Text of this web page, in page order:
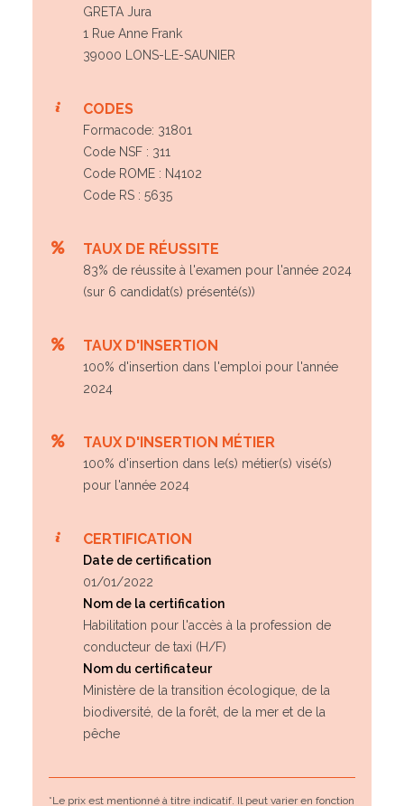
GRETA Jura
1 Rue Anne Frank
39000 LONS-LE-SAUNIER
CODES
Formacode: 31801
Code NSF : 311
Code ROME : N4102
Code RS : 5635
TAUX DE RÉUSSITE
83% de réussite à l'examen pour l'année 2024
(sur 6 candidat(s) présenté(s))
TAUX D'INSERTION
100% d'insertion dans l'emploi pour l'année
2024
TAUX D'INSERTION MÉTIER
100% d'insertion dans le(s) métier(s) visé(s)
pour l'année 2024
CERTIFICATION
Date de certification
01/01/2022
Nom de la certification
Habilitation pour l'accès à la profession de
conducteur de taxi (H/F)
Nom du certificateur
Ministère de la transition écologique, de la
biodiversité, de la forêt, de la mer et de la
pêche
*Le prix est mentionné à titre indicatif. Il peut varier en fonction